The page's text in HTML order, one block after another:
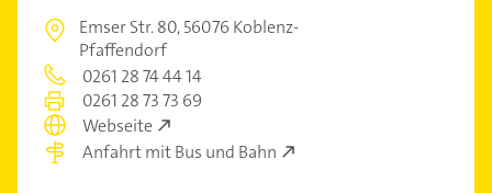
Emser Str. 80,56076 Koblenz-
Pfaffendorf
0261 28 74 44 14
0261 28 73 73 69
Webseite
Anfahrt mit Bus und Bahn